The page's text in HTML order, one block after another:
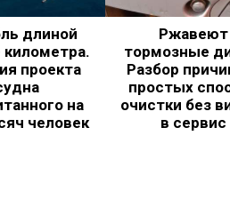
длиной
проекта
на
человек
Ржавеют
тормозные
Разбор
простых
очистки без
в сервис